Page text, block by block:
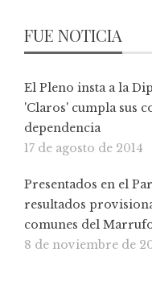
FUE NOTICIA
El Pleno insta a la
'Claros' cumpla sus
dependencia
17 de agosto de 2014
Presentados en el
resultados
comunes del
8 de noviembre de